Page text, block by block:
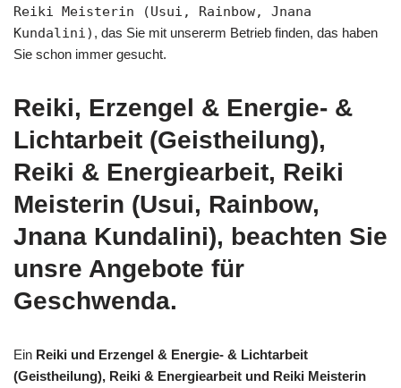
Reiki Meisterin (Usui, Rainbow, Jnana
Kundalini) , das Sie mit unsererm Betrieb finden, das haben
Sie schon immer gesucht.
Reiki, Erzengel & Energie- &
Lichtarbeit (Geistheilung),
Reiki & Energiearbeit, Reiki
Meisterin (Usui, Rainbow,
Jnana Kundalini), beachten Sie
unsre Angebote für
Geschwenda.
Ein Reiki und Erzengel & Energie- & Lichtarbeit
(Geistheilung), Reiki & Energiearbeit und Reiki Meisterin